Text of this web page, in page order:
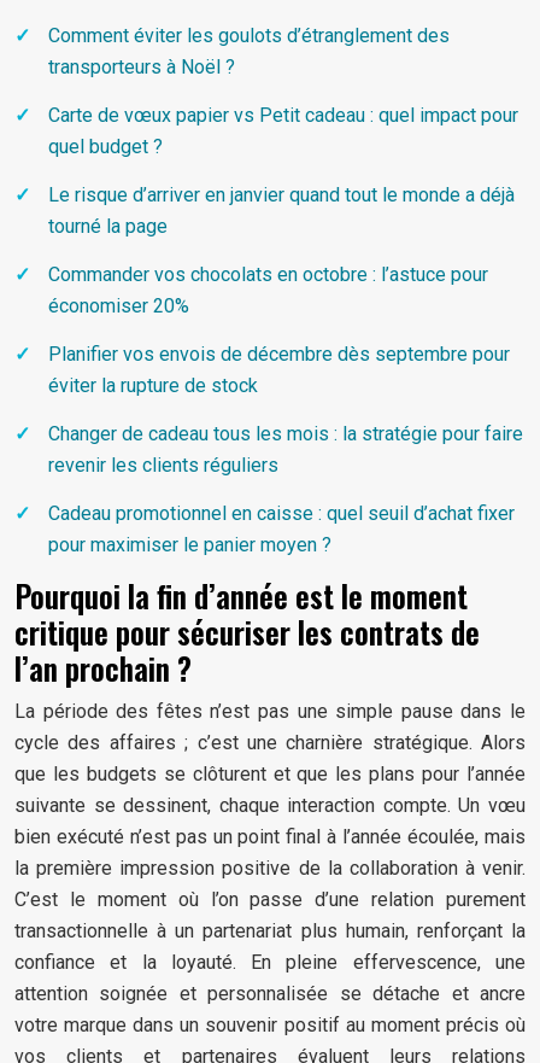
Comment éviter les goulots d’étranglement des
transporteurs à Noël ?
Carte de vœux papier vs Petit cadeau : quel impact pour
quel budget ?
Le risque d’arriver en janvier quand tout le monde a déjà
tourné la page
Commander vos chocolats en octobre : l’astuce pour
économiser 20%
Planifier vos envois de décembre dès septembre pour
éviter la rupture de stock
Changer de cadeau tous les mois : la stratégie pour faire
revenir les clients réguliers
Cadeau promotionnel en caisse : quel seuil d’achat fixer
pour maximiser le panier moyen ?
Pourquoi la fin d’année est le moment
critique pour sécuriser les contrats de
l’an prochain ?
La période des fêtes n’est pas une simple pause dans le
cycle des affaires ; c’est une charnière stratégique. Alors
que les budgets se clôturent et que les plans pour l’année
suivante se dessinent, chaque interaction compte. Un vœu
bien exécuté n’est pas un point final à l’année écoulée, mais
la première impression positive de la collaboration à venir.
C’est le moment où l’on passe d’une relation purement
transactionnelle à un partenariat plus humain, renforçant la
confiance et la loyauté. En pleine effervescence, une
attention soignée et personnalisée se détache et ancre
votre marque dans un souvenir positif au moment précis où
vos clients et partenaires évaluent leurs relations